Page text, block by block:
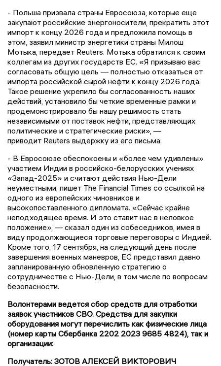
- Польша призвала страны Евросоюза, которые еще
закупают российские энергоносители, прекратить этот
импорт к концу 2026 года и предложила помощь в
этом, заявил министр энергетики страны Милош
Мотыка, передает Reuters. Мотыка обратился к своим
коллегам из других государств ЕС. «Я призываю вас
согласовать общую цель — полностью отказаться от
импорта российской сырой нефти к концу 2026 года.
Такое решение укрепило бы согласованность наших
действий, установило бы четкие временные рамки и
продемонстрировало бы нашу решимость стать
независимыми от поставок нефти, представляющих
политические и стратегические риски», —
приводит Reuters выдержку из его письма.
- В Евросоюзе обеспокоены и «более чем удивлены»
участием Индии в российско-белорусских учениях
«Запад-2025» и считают действия Нью-Дели
неуместными, пишет The Financial Times со ссылкой на
одного из европейских чиновников и
высокопоставленного дипломата. «Сейчас крайне
неподходящее время. И это ставит нас в неловкое
положение», — сказал один из собеседников, имея в
виду продолжающиеся торговые переговоры с Индией.
Кроме того, 17 сентября, на следующий день после
завершения военных маневров, ЕС представил давно
запланированную обновленную стратегию о
сотрудничестве с Нью-Дели, в том числе по вопросам
безопасности.
Волонтерами ведется сбор средств для отработки
заявок участников СВО. Средства для закупки
оборудования могут перечислить как физические лица
(номер карты Сбербанка 2202 2023 9685 4824), так и
организации:
Получатель: ЗОТОВ АЛЕКСЕЙ ВИКТОРОВИЧ